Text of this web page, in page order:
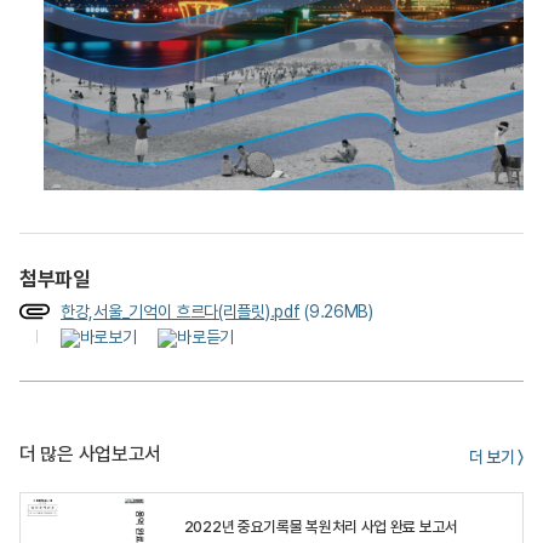
첨부파일
한강,서울_기억이 흐르다(리플릿).pdf (9.26MB)
더 많은 사업보고서 더 보기 〉
2022년 중요기록물 복원처리 사업 완료 보고서